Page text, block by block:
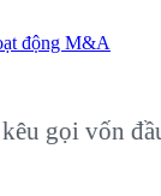
động M&A
vốn đầu tư